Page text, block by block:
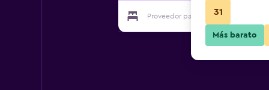
Proveedor para La Casa de Asterix
31
Más barato